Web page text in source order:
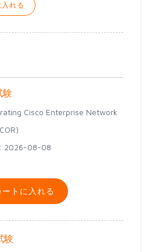
れる
験
Cisco Enterprise Network
2026-08-08
トに入れる
験